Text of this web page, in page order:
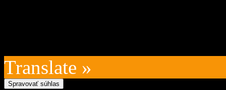
Translate »
Spravovať súhlas